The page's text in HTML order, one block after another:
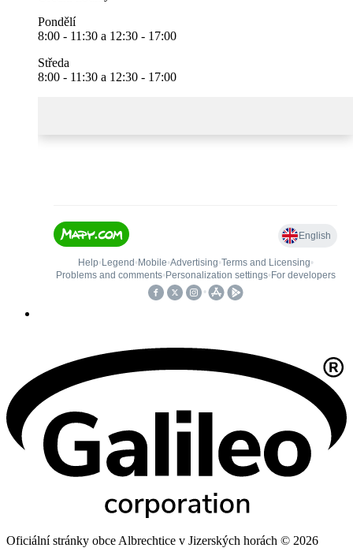
Pondělí
8:00 - 11:30 a 12:30 - 17:00
Středa
8:00 - 11:30 a 12:30 - 17:00
Oficiální stránky obce Albrechtice v Jizerských horách © 2026